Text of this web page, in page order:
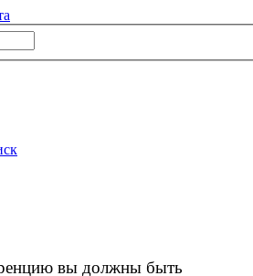
вы должны быть